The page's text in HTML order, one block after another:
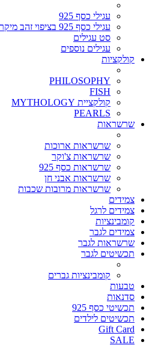
עגילי כסף 925
עגילי כסף 925 בציפוי זהב מיקרוני
סט עגילים
עגילים נוספים
קולקציות
PHILOSOPHY
FISH
קולקציית MYTHOLOGY
PEARLS
שרשראות
שרשראות ארוכות
שרשראות צ'וקר
שרשראות כסף 925
שרשראות אבני חן
שרשראות מרובות שכבות
צמידים
צמידים לרגל
קומבינציות
צמידים לגבר
שרשראות לגבר
תכשיטים לגבר
קומבינציות גברים
טבעות
סדנאות
תכשיטי כסף 925
תכשיטים לילדים
Gift Card
SALE